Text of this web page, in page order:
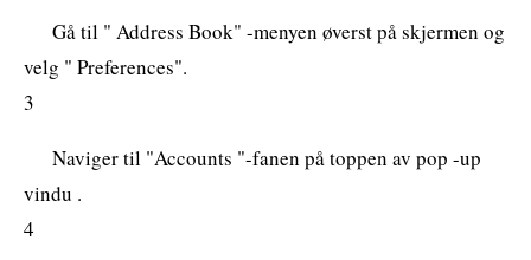
Gå til " Address Book" -menyen øverst på skjermen og
velg " Preferences".
3
Naviger til "Accounts "-fanen på toppen av pop -up
vindu .
4